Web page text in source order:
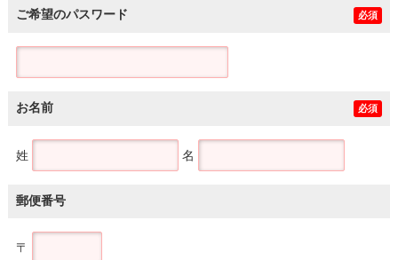
ご希望のパスワード 必須
お名前 必須
姓 名
郵便番号
〒